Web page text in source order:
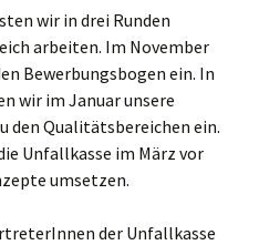
wir in drei Runden
arbeiten. Im November
Bewerbungsbogen ein. In
wir im Januar unsere
den Qualitätsbereichen ein.
Unfallkasse im März vor
umsetzen.
der Unfallkasse